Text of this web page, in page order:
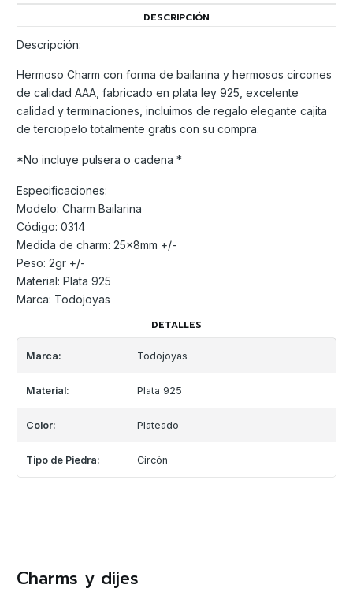
DESCRIPCIÓN
Descripción:
Hermoso Charm con forma de bailarina y hermosos circones
de calidad AAA, fabricado en plata ley 925, excelente
calidad y terminaciones, incluimos de regalo elegante cajita
de terciopelo totalmente gratis con su compra.
*No incluye pulsera o cadena *
Especificaciones:
Modelo: Charm Bailarina
Código: 0314
Medida de charm: 25x8mm +/-
Peso: 2gr +/-
Material: Plata 925
Marca: Todojoyas
DETALLES
Marca: Todojoyas
Material: Plata 925
Color: Plateado
Tipo de Piedra: Circón
Charms y dijes